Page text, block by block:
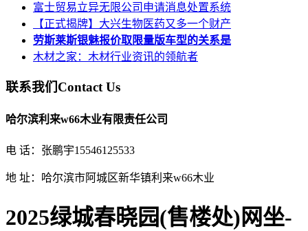
富士贸易立异无限公司申请消息处置系统
【正式揭牌】大兴生物医药又多一个财产
劳斯莱斯银魅报价取限量版车型的关系是
木材之家：木材行业资讯的领航者
联系我们Contact Us
哈尔滨利来w66木业有限责任公司
电 话：张鹏宇15546125533
地 址：哈尔滨市阿城区新华镇利来w66木业
2025绿城春晓园(售楼处)网坐-